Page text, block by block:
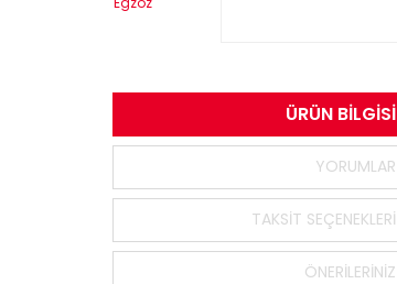
ÜRÜN BILGISI
YORUMLAR
TAKSIT SEÇENEKLERI
ÖNERILERINIZ